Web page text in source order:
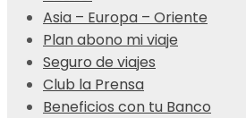
Asia – Europa – Oriente
Plan abono mi viaje
Seguro de viajes
Club la Prensa
Beneficios con tu Banco